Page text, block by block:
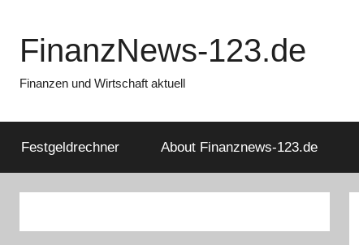
springen
FinanzNews-123.de
Finanzen und Wirtschaft aktuell
Festgeldrechner About Finanznews-123.de